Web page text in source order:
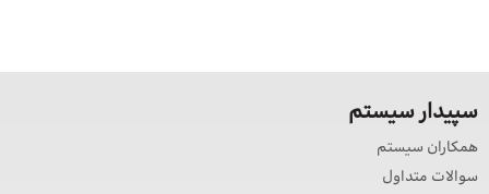
سپیدار سیستم
همکاران سیستم
سوالات متداول